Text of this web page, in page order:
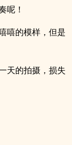
呢！
嘻的模样，但是
天的拍摄，损失